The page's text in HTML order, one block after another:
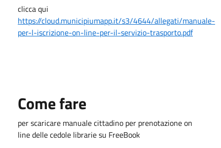
clicca qui
https://cloud.municipiumapp.it/s3/4644/allegati/manuale-
per-l-iscrizione-on-line-per-il-servizio-trasporto.pdf
Come fare
per scaricare manuale cittadino per prenotazione on
line delle cedole librarie su FreeBook